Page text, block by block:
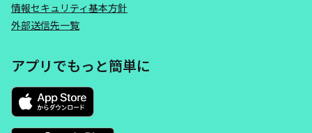
情報セキュリティ基本方針
外部送信先一覧
アプリでもっと簡単に